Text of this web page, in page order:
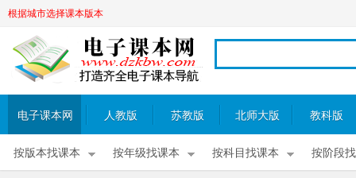
根据城市选择课本版本
电子课本网 人教版 苏教版 北师大版 教科版
按版本找课本 按年级找课本 按科目找课本 按阶段